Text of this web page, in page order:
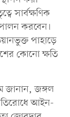
সার্বক্ষণিক
করবেন।
পাহাড়ে
কোনো ক্ষতি
জানান, জঙ্গল
আইন-